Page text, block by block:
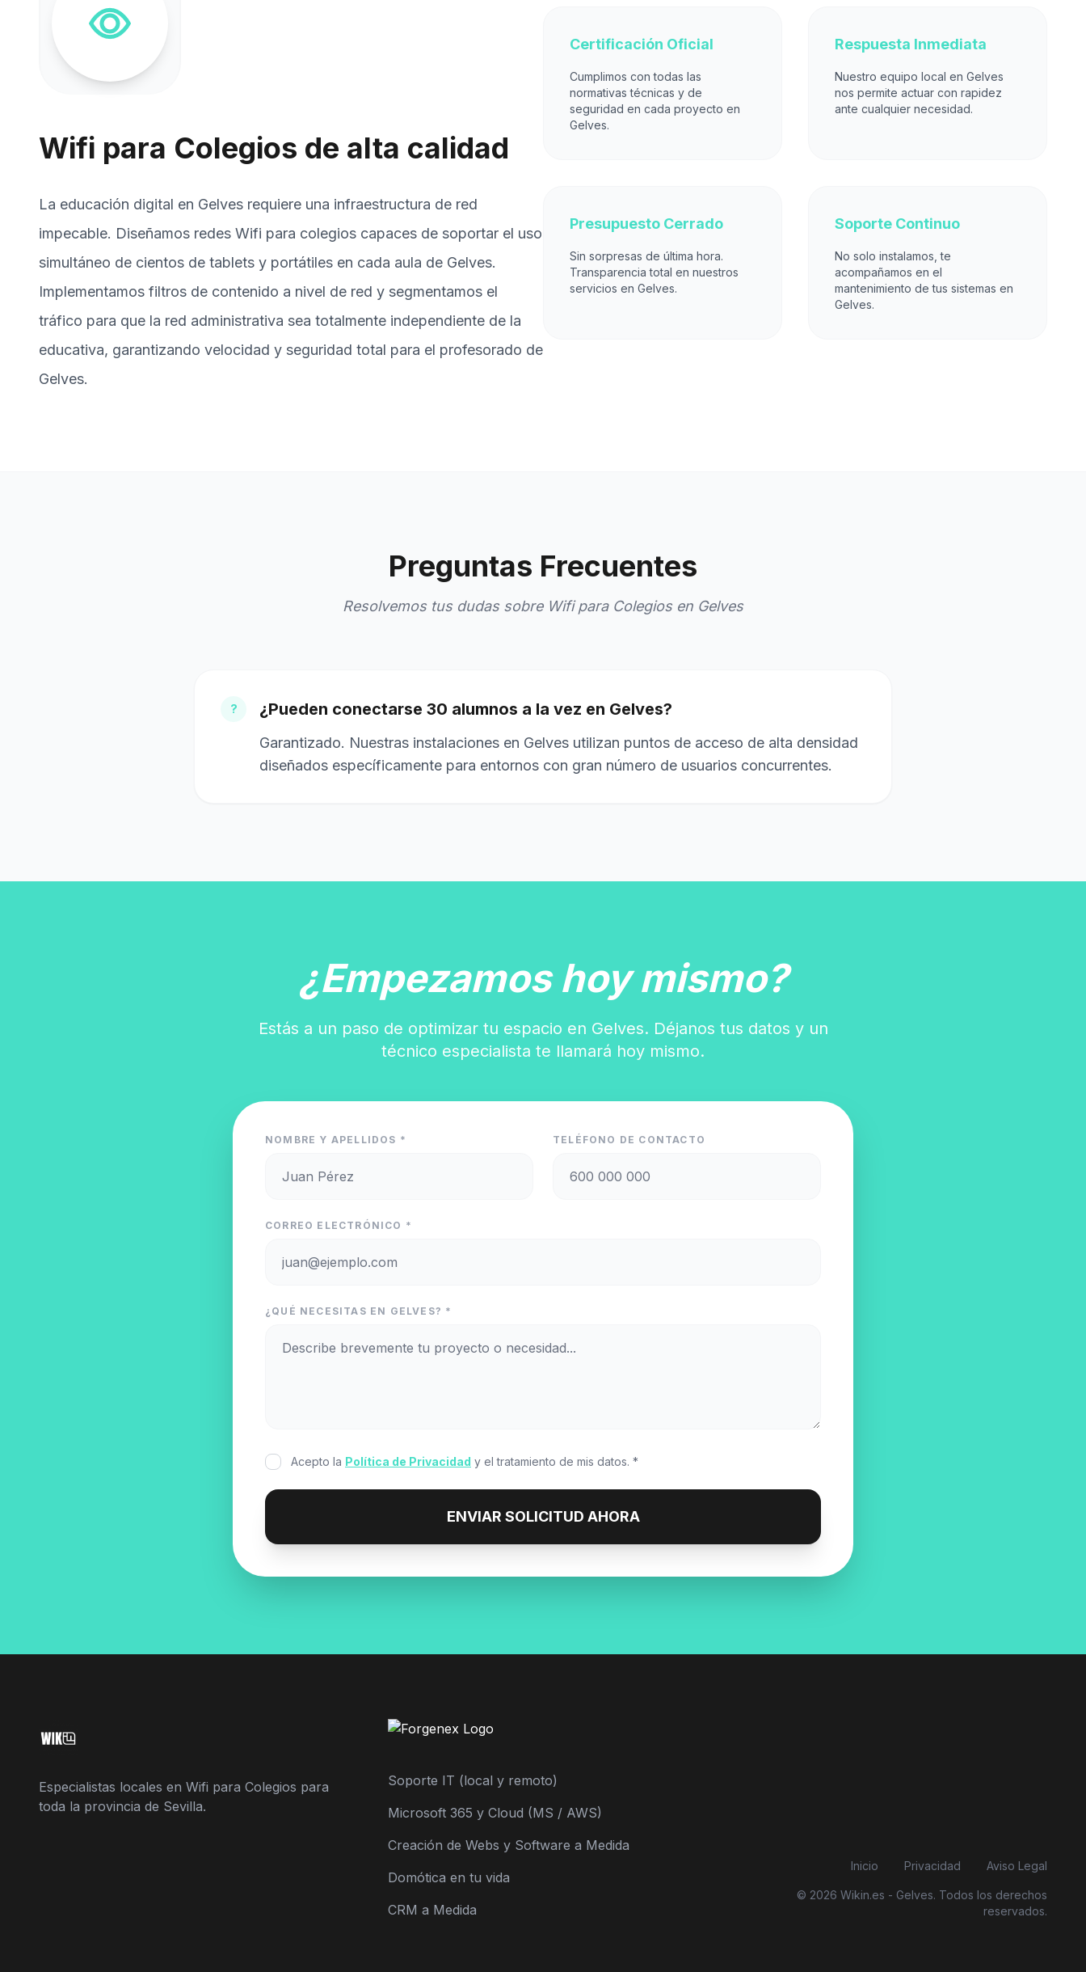
Wifi para Colegios de alta calidad
La educación digital en Gelves requiere una infraestructura de red
impecable. Diseñamos redes Wifi para colegios capaces de soportar el uso
simultáneo de cientos de tablets y portátiles en cada aula de Gelves.
Implementamos filtros de contenido a nivel de red y segmentamos el
tráfico para que la red administrativa sea totalmente independiente de la
educativa, garantizando velocidad y seguridad total para el profesorado de
Gelves.
Certificación Oficial
Cumplimos con todas las
normativas técnicas y de
seguridad en cada proyecto en
Gelves.
Respuesta Inmediata
Nuestro equipo local en Gelves
nos permite actuar con rapidez
ante cualquier necesidad.
Presupuesto Cerrado
Sin sorpresas de última hora.
Transparencia total en nuestros
servicios en Gelves.
Soporte Continuo
No solo instalamos, te
acompañamos en el
mantenimiento de tus sistemas en
Gelves.
Preguntas Frecuentes
Resolvemos tus dudas sobre Wifi para Colegios en Gelves
? ¿Pueden conectarse 30 alumnos a la vez en Gelves?
Garantizado. Nuestras instalaciones en Gelves utilizan puntos de acceso de alta densidad
diseñados específicamente para entornos con gran número de usuarios concurrentes.
¿Empezamos hoy mismo?
Estás a un paso de optimizar tu espacio en Gelves. Déjanos tus datos y un
técnico especialista te llamará hoy mismo.
NOMBRE Y APELLIDOS * TELÉFONO DE CONTACTO
CORREO ELECTRÓNICO *
¿QUÉ NECESITAS EN GELVES? *
Acepto la Política de Privacidad y el tratamiento de mis datos. *
ENVIAR SOLICITUD AHORA
Especialistas locales en Wifi para Colegios para
toda la provincia de Sevilla.
Soporte IT (local y remoto)
Microsoft 365 y Cloud (MS / AWS)
Creación de Webs y Software a Medida
Domótica en tu vida
CRM a Medida
Inicio Privacidad Aviso Legal
© 2026 Wikin.es - Gelves. Todos los derechos
reservados.